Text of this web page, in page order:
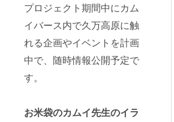
プロジェクト期間中にカム
イバース内で久万高原に触
れる企画やイベントを計画
中で、随時情報公開予定で
す。
お米袋のカムイ先生のイラ